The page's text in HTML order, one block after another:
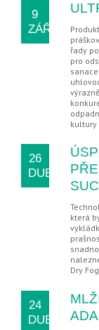
9
ZÁŘ
řady
pro
kultury
26
DUB
která
Dry
24
DUB